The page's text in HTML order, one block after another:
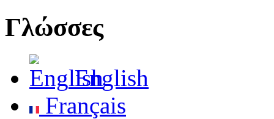
Γλώσσες
English
Français